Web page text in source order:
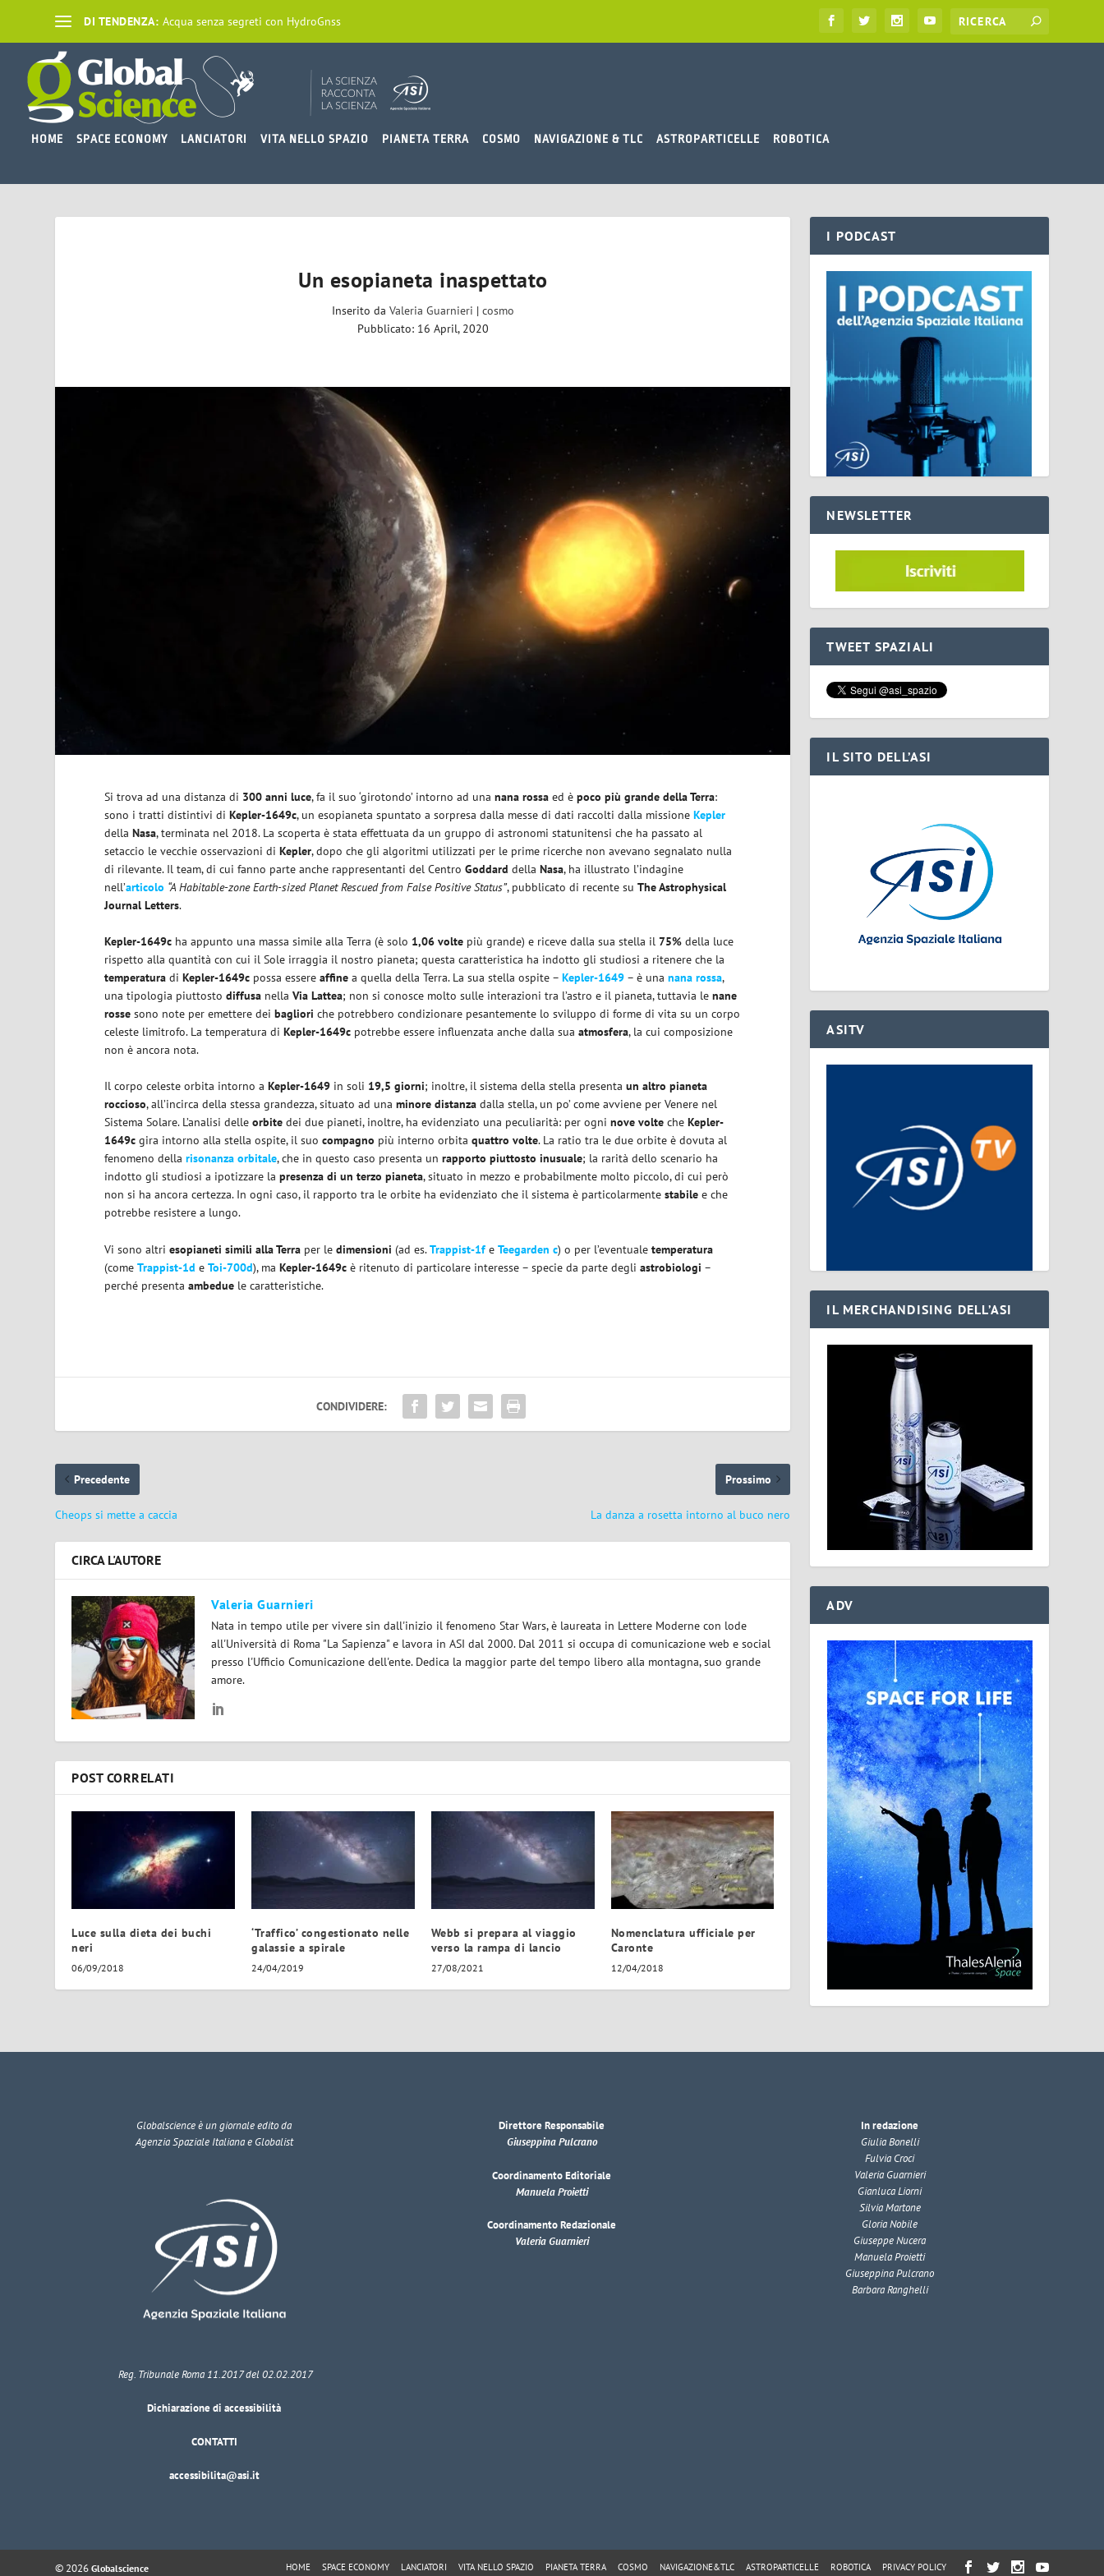
DI TENDENZA: Acqua senza segreti con HydroGnss
HOME SPACE ECONOMY LANCIATORI VITA NELLO SPAZIO PIANETA TERRA COSMO NAVIGAZIONE & TLC ASTROPARTICELLE ROBOTICA
Un esopianeta inaspettato
Inserito da Valeria Guarnieri | cosmo
Pubblicato: 16 April, 2020
Si trova ad una distanza di 300 anni luce, fa il suo ‘girotondo’ intorno ad unanana rossa ed èpoco più grande della Terra:
sono i tratti distintivi diKepler-1649c, un esopianeta spuntato a sorpresa dalla messe di dati raccolti dalla missioneKepler
dellaNasa, terminata nel 2018. La scoperta è stata effettuata da un gruppo di astronomi statunitensi che ha passato al
setaccio le vecchie osservazioni diKepler, dopo che gli algoritmi utilizzati per le prime ricerche non avevano segnalato nulla
di rilevante. Il team, di cui fanno parte anche rappresentanti del CentroGoddard dellaNasa, ha illustrato l’indagine
nell’articolo “A Habitable-zone Earth-sized Planet Rescued from False Positive Status”, pubblicato di recente suThe Astrophysical
Journal Letters.
Kepler-1649c ha appunto una massa simile alla Terra (è solo 1,06 volte più grande) e riceve dalla sua stella il 75% della luce
rispetto alla quantità con cui il Sole irraggia il nostro pianeta; questa caratteristica ha indotto gli studiosi a ritenere che la
temperatura diKepler-1649c possa essereaffine a quella della Terra. La sua stella ospite –Kepler-1649 – è unanana rossa,
una tipologia piuttostodiffusa nellaVia Lattea; non si conosce molto sulle interazioni tra l’astro e il pianeta, tuttavia lenane
rosse sono note per emettere deibagliori che potrebbero condizionare pesantemente lo sviluppo di forme di vita su un corpo
celeste limitrofo. La temperatura diKepler-1649c potrebbe essere influenzata anche dalla suaatmosfera, la cui composizione
non è ancora nota.
Il corpo celeste orbita intorno aKepler-1649 in soli 19,5 giorni; inoltre, il sistema della stella presentaun altro pianeta
roccioso, all’incirca della stessa grandezza, situato ad una minore distanza dalla stella, un po’ come avviene per Venere nel
Sistema Solare. L’analisi delleorbite dei due pianeti, inoltre, ha evidenziato una peculiarità: per ogninove volte cheKepler-
1649c gira intorno alla stella ospite, il suo compagno più interno orbitaquattro volte. La ratio tra le due orbite è dovuta al
fenomeno dellarisonanza orbitale, che in questo caso presenta unrapporto piuttosto inusuale; la rarità dello scenario ha
indotto gli studiosi a ipotizzare lapresenza di un terzo pianeta, situato in mezzo e probabilmente molto piccolo, di cui però
non si ha ancora certezza. In ogni caso, il rapporto tra le orbite ha evidenziato che il sistema è particolarmentestabile e che
potrebbe resistere a lungo.
Vi sono altriesopianeti simili alla Terra per ledimensioni (ad es.Trappist-1f eTeegarden c) o per l’eventualetemperatura
(comeTrappist-1d eToi-700d), ma Kepler-1649c è ritenuto di particolare interesse – specie da parte degliastrobiologi –
perché presentaambedue le caratteristiche.
CONDIVIDERE:
Precedente
Cheops si mette a caccia
Prossimo
La danza a rosetta intorno al buco nero
CIRCA L'AUTORE
Valeria Guarnieri
Nata in tempo utile per vivere sin dall'inizio il fenomeno Star Wars, è laureata in Lettere Moderne con lode
all'Università di Roma "La Sapienza" e lavora in ASI dal 2000. Dal 2011 si occupa di comunicazione web e social
presso l'Ufficio Comunicazione dell'ente. Dedica la maggior parte del tempo libero alla montagna, suo grande
amore.
POST CORRELATI
Luce sulla dieta dei buchi
neri
06/09/2018
‘Traffico’ congestionato nelle
galassie a spirale
24/04/2019
Webb si prepara al viaggio
verso la rampa di lancio
27/08/2021
Nomenclatura ufficiale per
Caronte
12/04/2018
I PODCAST
NEWSLETTER
TWEET SPAZIALI
IL SITO DELL’ASI
ASITV
IL MERCHANDISING DELL’ASI
ADV
Globalscienceè un giornale edito da
Agenzia Spaziale Italiana e Globalist
Reg. Tribunale Roma 11.2017 del 02.02.2017
Dichiarazione di accessibilità
CONTATTI
accessibilita@asi.it
Direttore Responsabile
Giuseppina Pulcrano
Coordinamento Editoriale
Manuela Proietti
Coordinamento Redazionale
Valeria Guarnieri
In redazione
Giulia Bonelli
Fulvia Croci
Valeria Guarnieri
Gianluca Liorni
Silvia Martone
Gloria Nobile
Giuseppe Nucera
Manuela Proietti
Giuseppina Pulcrano
Barbara Ranghelli
© 2026Globalscience HOME SPACE ECONOMY LANCIATORI VITA NELLO SPAZIO PIANETA TERRA COSMO NAVIGAZIONE&TLC ASTROPARTICELLE ROBOTICA PRIVACY POLICY